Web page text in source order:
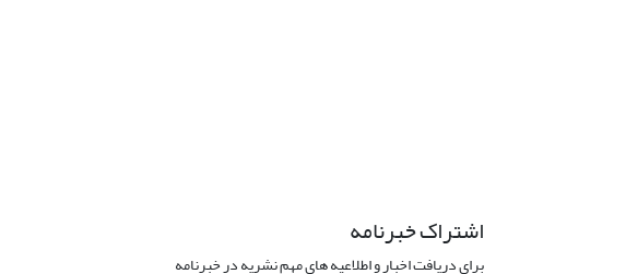
اشتراک خبرنامه
برای دریافت اخبار و اطلاعیه های مهم نشریه در خبرنامه